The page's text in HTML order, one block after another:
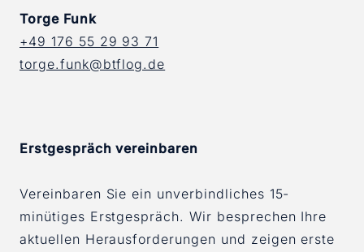
Torge Funk
+49 176 55 29 93 71
torge.funk@btflog.de
Erstgespräch vereinbaren
Vereinbaren Sie ein unverbindliches 15-
minütiges Erstgespräch. Wir besprechen Ihre
aktuellen Herausforderungen und zeigen erste